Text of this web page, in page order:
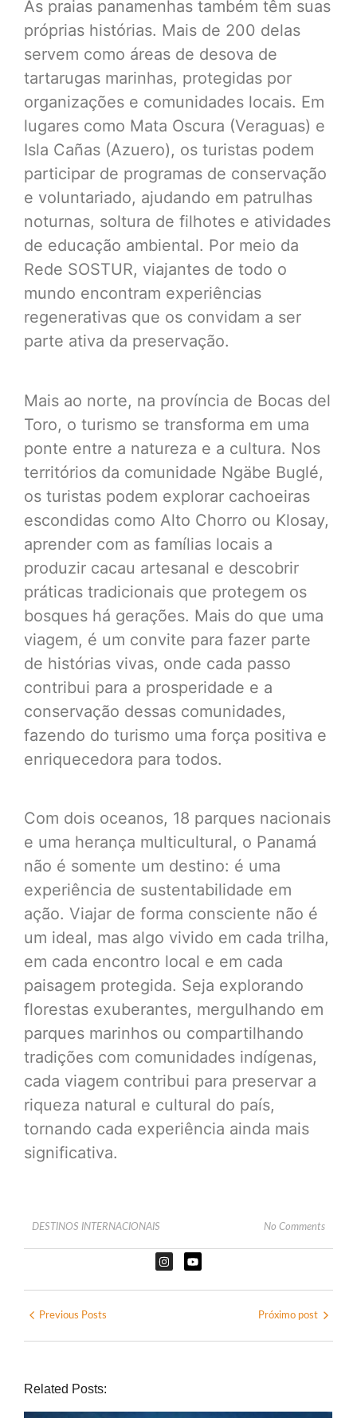
As praias panamenhas também têm suas
próprias histórias. Mais de 200 delas
servem como áreas de desova de
tartarugas marinhas, protegidas por
organizações e comunidades locais. Em
lugares como Mata Oscura (Veraguas) e
Isla Cañas (Azuero), os turistas podem
participar de programas de conservação
e voluntariado, ajudando em patrulhas
noturnas, soltura de filhotes e atividades
de educação ambiental. Por meio da
Rede SOSTUR, viajantes de todo o
mundo encontram experiências
regenerativas que os convidam a ser
parte ativa da preservação.
Mais ao norte, na província de Bocas del
Toro, o turismo se transforma em uma
ponte entre a natureza e a cultura. Nos
territórios da comunidade Ngäbe Buglé,
os turistas podem explorar cachoeiras
escondidas como Alto Chorro ou Klosay,
aprender com as famílias locais a
produzir cacau artesanal e descobrir
práticas tradicionais que protegem os
bosques há gerações. Mais do que uma
viagem, é um convite para fazer parte
de histórias vivas, onde cada passo
contribui para a prosperidade e a
conservação dessas comunidades,
fazendo do turismo uma força positiva e
enriquecedora para todos.
Com dois oceanos, 18 parques nacionais
e uma herança multicultural, o Panamá
não é somente um destino: é uma
experiência de sustentabilidade em
ação. Viajar de forma consciente não é
um ideal, mas algo vivido em cada trilha,
em cada encontro local e em cada
paisagem protegida. Seja explorando
florestas exuberantes, mergulhando em
parques marinhos ou compartilhando
tradições com comunidades indígenas,
cada viagem contribui para preservar a
riqueza natural e cultural do país,
tornando cada experiência ainda mais
significativa.
DESTINOS INTERNACIONAIS No Comments
Previous Posts Próximo post
Related Posts: